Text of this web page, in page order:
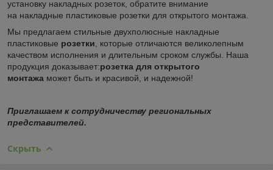
установку накладных розеток, обратите внимание
на накладные пластиковые розетки для открытого монтажа.
Мы предлагаем стильные двухполюсные накладные
пластиковые розетки , которые отличаются великолепным
качеством исполнения и длительным сроком службы. Наша
продукция доказывает:розетка для открытого
монтажа может быть и красивой, и надежной!
Приглашаем к сотрудничеству региональных
представителей.
Скрыть